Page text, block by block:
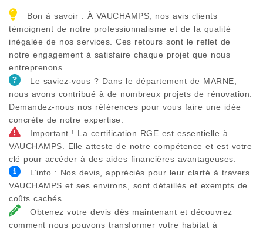
Bon à savoir : À VAUCHAMPS, nos avis clients
témoignent de notre professionnalisme et de la qualité
inégalée de nos services. Ces retours sont le reflet de
notre engagement à satisfaire chaque projet que nous
entreprenons.
Le saviez-vous ? Dans le département de MARNE,
nous avons contribué à de nombreux projets de rénovation.
Demandez-nous nos références pour vous faire une idée
concrète de notre expertise.
Important ! La certification RGE est essentielle à
VAUCHAMPS. Elle atteste de notre compétence et est votre
clé pour accéder à des aides financières avantageuses.
L’info : Nos devis, appréciés pour leur clarté à travers
VAUCHAMPS et ses environs, sont détaillés et exempts de
coûts cachés.
Obtenez votre devis dès maintenant et découvrez
comment nous pouvons transformer votre habitat à